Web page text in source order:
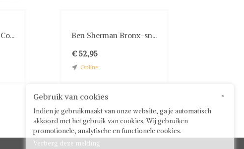
Ben Sherman Bronx-sn...
€ 52,95
Online
×
Gebruik van cookies
Indien je gebruikmaakt van onze website, ga je automatisch
akkoord met het gebruik van cookies. Wij gebruiken
promotionele, analytische en functionele cookies.
Verberg deze melding